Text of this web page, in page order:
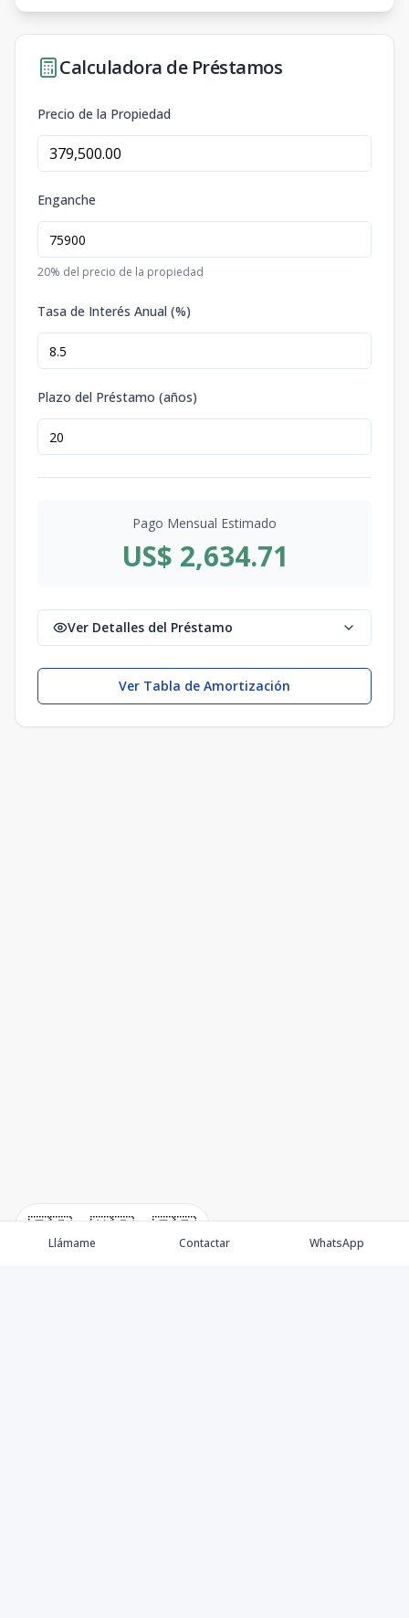
🇪🇸 🇺🇸 🇫🇷
Calculadora de Préstamos
Precio de la Propiedad
Enganche
20% del precio de la propiedad
Tasa de Interés Anual (%)
Plazo del Préstamo (años)
Pago Mensual Estimado
US$ 2,634.71
Ver Detalles del Préstamo
Ver Tabla de Amortización
Llámame Contactar WhatsApp